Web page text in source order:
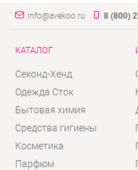
info@avekoo.ru 8 (800)
КАТАЛОГ
Секонд-Хенд
Одежда Сток
Бытовая химия
Средства гигиены
Косметика
Парфюм